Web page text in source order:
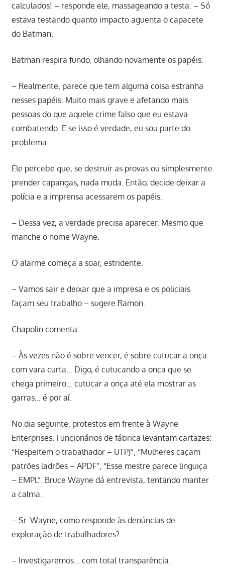
calculados! – responde ele, massageando a testa. – Só
estava testando quanto impacto aguenta o capacete
do Batman.
Batman respira fundo, olhando novamente os papéis.
– Realmente, parece que tem alguma coisa estranha
nesses papéis. Muito mais grave e afetando mais
pessoas do que aquele crime falso que eu estava
combatendo. E se isso é verdade, eu sou parte do
problema.
Ele percebe que, se destruir as provas ou simplesmente
prender capangas, nada muda. Então, decide deixar a
polícia e a imprensa acessarem os papéis.
– Dessa vez, a verdade precisa aparecer. Mesmo que
manche o nome Wayne.
O alarme começa a soar, estridente.
– Vamos sair e deixar que a impresa e os policiais
façam seu trabalho – sugere Ramon.
Chapolin comenta:
– Às vezes não é sobre vencer, é sobre cutucar a onça
com vara curta… Digo, é cutucando a onça que se
chega primeiro… cutucar a onça até ela mostrar as
garras… é por aí.
No dia seguinte, protestos em frente à Wayne
Enterprises. Funcionários de fábrica levantam cartazes:
“Respeitem o trabalhador – UTPJ”, “Mulheres caçam
patrões ladrões – APDF”, “Esse mestre parece linguiça
– EMPL”. Bruce Wayne dá entrevista, tentando manter
a calma.
– Sr. Wayne, como responde às denúncias de
exploração de trabalhadores?
– Investigaremos… com total transparência.